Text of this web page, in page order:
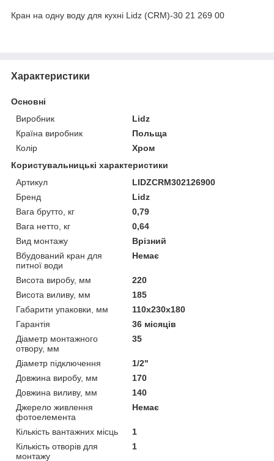
Кран на одну воду для кухні Lidz (CRM)-30 21 269 00
Характеристики
Основні
Виробник
Lidz
Країна виробник
Польща
Колір
Хром
Користувальницькі характеристики
Артикул
LIDZCRM302126900
Бренд
Lidz
Вага брутто, кг
0,79
Вага нетто, кг
0,64
Вид монтажу
Врізний
Вбудований кран для
питної води
Немає
Висота виробу, мм
220
Висота виливу, мм
185
Габарити упаковки, мм
110х230х180
Гарантія
36 місяців
Діаметр монтажного
отвору, мм
35
Діаметр підключення
1/2"
Довжина виробу, мм
170
Довжина виливу, мм
140
Джерело живлення
фотоелемента
Немає
Кількість вантажних місць
1
Кількість отворів для
монтажу
1